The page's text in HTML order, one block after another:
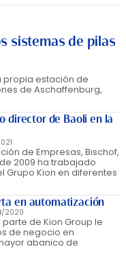
sistemas de pilas
propia estación de
de Aschaffenburg,
director de Baoli en la
de Empresas, Bischof,
2009 ha trabajado
Kion en diferentes
en automatización
2020
de Kion Group le
de negocio en
abanico de